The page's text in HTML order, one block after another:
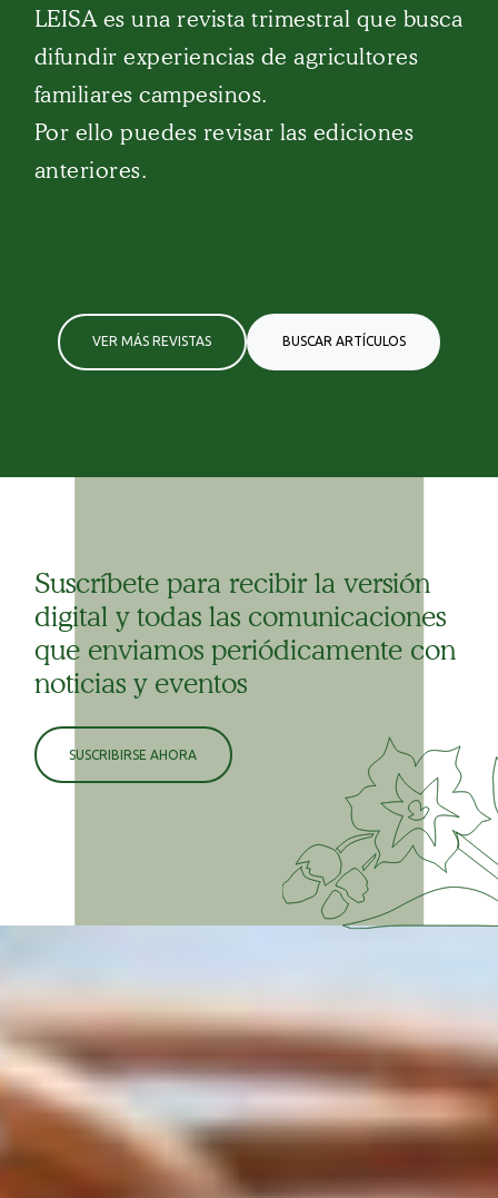
LEISA es una revista trimestral que busca
difundir experiencias de agricultores
familiares campesinos.
Por ello puedes revisar las ediciones
anteriores.
VER MÁS REVISTAS BUSCAR ARTÍCULOS
Suscríbete para recibir la versión
digital y todas las comunicaciones
que enviamos periódicamente con
noticias y eventos
SUSCRIBIRSE AHORA